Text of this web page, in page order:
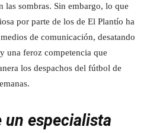
las sombras. Sin embargo, lo que
por parte de los de El Plantío ha
de comunicación, desatando
una feroz competencia que
los despachos del fútbol de
especialista